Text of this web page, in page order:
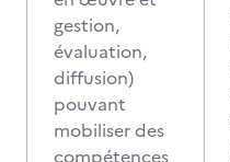
gestion,
évaluation,
diffusion)
pouvant
mobiliser des
compétences